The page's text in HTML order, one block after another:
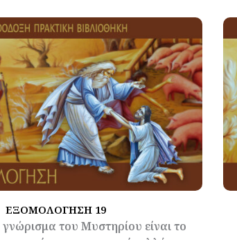
ΕΞΟΜΟΛΟΓΗΣΗ 19
του Μυστηρίου είναι το